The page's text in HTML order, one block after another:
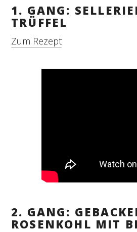
1. GANG:
TRÜFFEL
Zum Rezept
2. GANG:
ROSENKOHL MIT